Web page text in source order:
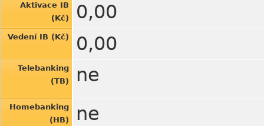
Aktivace IB
(Kč)
0,00
Vedení IB (Kč) 0,00
Telebanking
(TB)
ne
Homebanking
(HB)
ne